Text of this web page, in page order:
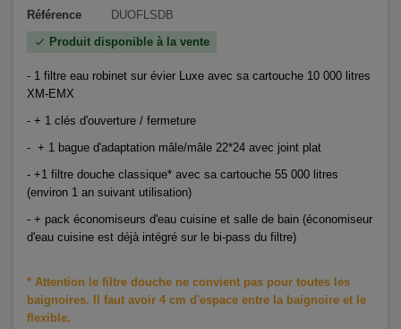
Référence DUOFLSDB
check Produit disponible à la vente
- 1 filtre eau robinet sur évier Luxe avec sa cartouche 10 000 litres
XM-EMX
- + 1 clés d'ouverture / fermeture
- + 1 bague d'adaptation mâle/mâle 22*24 avec joint plat
- +1 filtre douche classique* avec sa cartouche 55 000 litres
(environ 1 an suivant utilisation)
- + pack économiseurs d'eau cuisine et salle de bain (économiseur
d'eau cuisine est déjà intégré sur le bi-pass du filtre)
* Attention le filtre douche ne convient pas pour toutes les
baignoires. Il faut avoir 4 cm d'espace entre la baignoire et le
flexible.